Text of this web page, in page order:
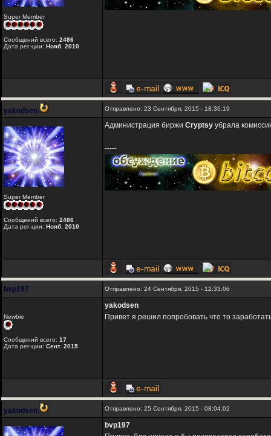
Super Member
Сообщений всего: 2486
Дата рег-ции: Нояб. 2010
yakodsen Отправлено: 23 Сентября, 2015 - 18:36:19
Super Member
Сообщений всего: 2486
Дата рег-ции: Нояб. 2010
Администрация биржи Cryptsy убрала
-----
bvp197 Отправлено: 24 Сентября, 2015 - 12:33:06
Newbie
Сообщений всего: 17
Дата рег-ции: Сент. 2015
yakodsen
Привет я решил попробовать что то
yakodsen Отправлено: 25 Сентября, 2015 - 08:04:02
bvp197